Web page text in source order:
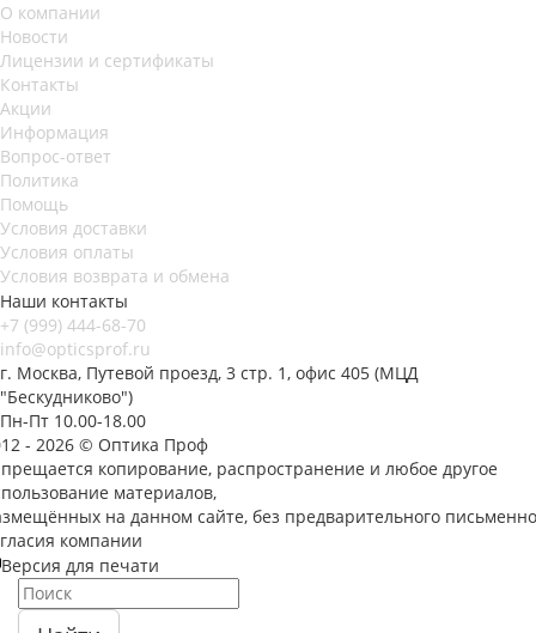
О компании
Новости
Лицензии и сертификаты
Контакты
Акции
Информация
Вопрос-ответ
Политика
Помощь
Условия доставки
Условия оплаты
Условия возврата и обмена
Наши контакты
+7 (999) 444-68-70
info@opticsprof.ru
г. Москва, Путевой проезд, 3 стр. 1, офис 405 (МЦД
"Бескудниково")
Пн-Пт 10.00-18.00
- 2026 © Оптика Проф
копирование, распространение и любое другое
материалов,
на данном сайте, без предварительного
компании
Версия для печати